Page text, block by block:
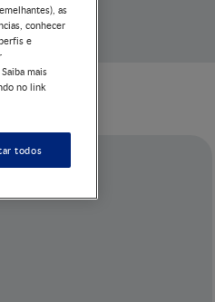
as
conhecer
e
mais
no link
todos